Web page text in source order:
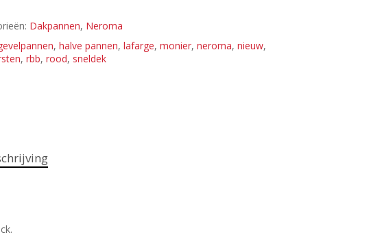
Dakpannen, Neroma
,halve pannen,lafarge,monier,neroma,nieuw,
,rbb,rood, sneldek